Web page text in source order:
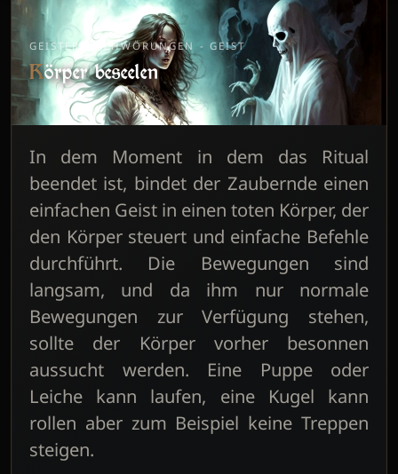
GEISTERBESCHWÖRUNGEN - GEIST
Körper beseelen
In dem Moment in dem das Ritual
beendet ist, bindet der Zaubernde einen
einfachen Geist in einen toten Körper, der
den Körper steuert und einfache Befehle
durchführt. Die Bewegungen sind
langsam, und da ihm nur normale
Bewegungen zur Verfügung stehen,
sollte der Körper vorher besonnen
aussucht werden. Eine Puppe oder
Leiche kann laufen, eine Kugel kann
rollen aber zum Beispiel keine Treppen
steigen.